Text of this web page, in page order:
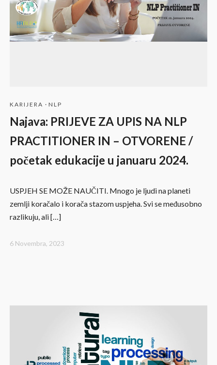
KARIJERA · NLP
Najava: PRIJEVE ZA UPIS NA NLP
PRACTITIONER IN – OTVORENE /
početak edukacije u januaru 2024.
USPJEH SE MOŽE NAUČITI. Mnogo je ljudi na planeti
zemlji koračalo i korača stazom uspjeha. Svi se međusobno
razlikuju, ali […]
6 Novembra, 2023